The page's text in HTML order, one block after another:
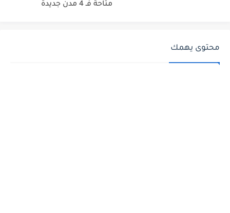
متاحة فـ 4 مدن جديدة
محتوى يهمك